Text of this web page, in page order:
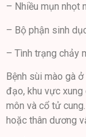
– Nhiều mụn nhọt
– Bộ phận sinh
– Tình trạng chảy
Bệnh sùi mào gà
đạo, khu vực xung
môn và cổ tử
hoặc thân dương